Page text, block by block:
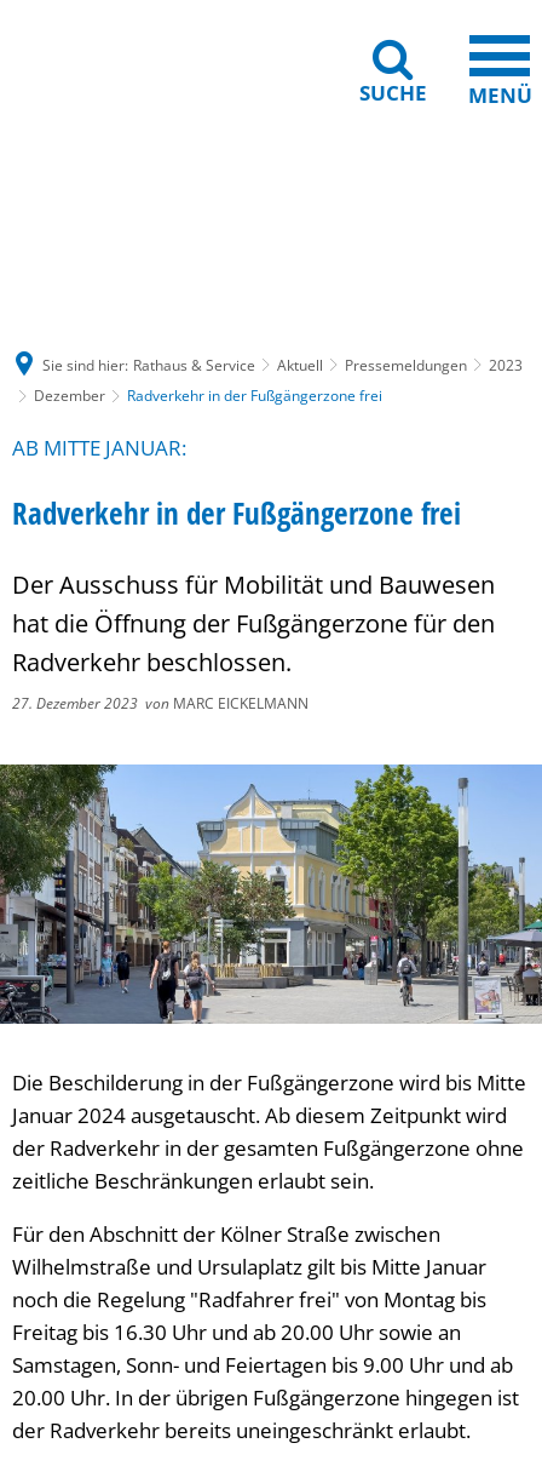
SUCHE MENÜ
Sie sind hier: Rathaus & Service Aktuell Pressemeldungen
2023
Dezember
Radverkehr in der Fußgängerzone frei
AB MITTE JANUAR:
Radverkehr in der Fußgängerzone frei
Der Ausschuss für Mobilität und Bauwesen
hat die Öffnung der Fußgängerzone für den
Radverkehr beschlossen.
27. Dezember 2023 von MARC EICKELMANN
Die Beschilderung in der Fußgängerzone wird bis Mitte
Januar 2024 ausgetauscht. Ab diesem Zeitpunkt wird
der Radverkehr in der gesamten Fußgängerzone ohne
zeitliche Beschränkungen erlaubt sein.
Für den Abschnitt der Kölner Straße zwischen
Wilhelmstraße und Ursulaplatz gilt bis Mitte Januar
noch die Regelung "Radfahrer frei" von Montag bis
Freitag bis 16.30 Uhr und ab 20.00 Uhr sowie an
Samstagen, Sonn- und Feiertagen bis 9.00 Uhr und ab
20.00 Uhr. In der übrigen Fußgängerzone hingegen ist
der Radverkehr bereits uneingeschränkt erlaubt.